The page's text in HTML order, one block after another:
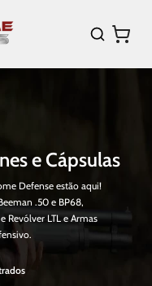
e Cápsulas
Defense estão aqui!
.50 e BP68,
Revólver LTL e Armas